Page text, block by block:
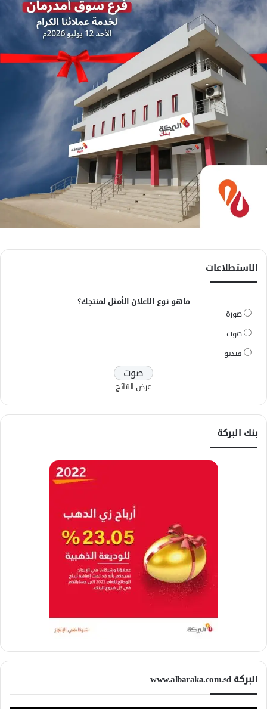
الاستطلاعات
ماهو نوع الاعلان الأمثل لمنتجك؟
صورة
صوت
فيديو
عرض النتائج
بنك البركة
البركة www.albaraka.com.sd